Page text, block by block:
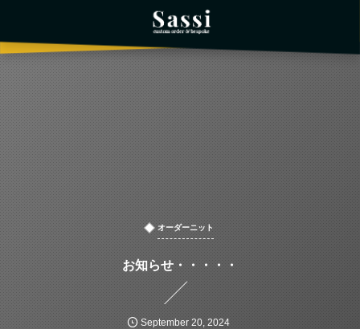
オーダーニット
お知らせ・・・・・
September 20, 2024